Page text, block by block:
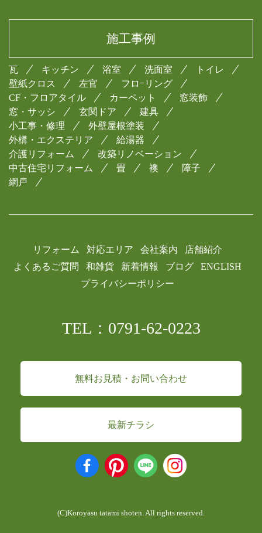
施工事例
瓦 キッチン 浴室 洗面室
トイレ
壁紙クロス
左官
フロｰリング
CF・フロアタイル
カーペット
窓装飾
窓・サッシ
玄関ドア
建具
小工事・修理
外壁屋根塗装
外構・エクステリア
給湯器
介護リフォーム
改築リノベーション
中古住宅リフォーム
畳 襖
障子
網戸
リフォーム 対応エリア 会社案内
店舗紹介
よくあるご質問
和雑貨 新着情報 ブログ
ENGLISH
プライバシーポリシー
TEL：0791-62-0223
無料お見積・お問い合わせ
最新チラシ
(C)Koroyasu tatami shoten. All rights reserved.